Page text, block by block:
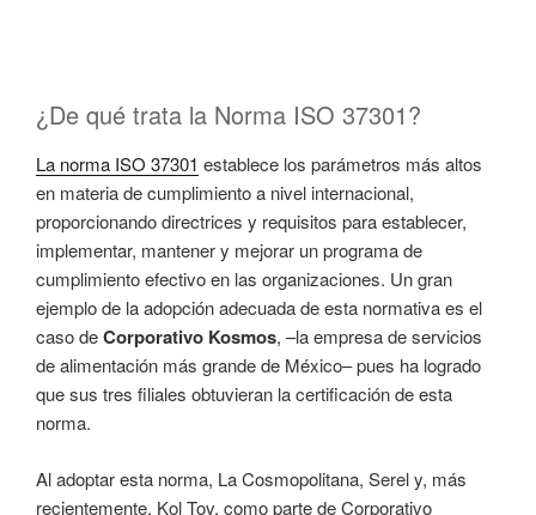
¿De qué trata la Norma ISO 37301?
La norma ISO 37301 establece los parámetros más altos
en materia de cumplimiento a nivel internacional,
proporcionando directrices y requisitos para establecer,
implementar, mantener y mejorar un programa de
cumplimiento efectivo en las organizaciones. Un gran
ejemplo de la adopción adecuada de esta normativa es el
caso deCorporativo Kosmos, –la empresa de servicios
de alimentación más grande de México– pues ha logrado
que sus tres filiales obtuvieran la certificación de esta
norma.
Al adoptar esta norma, La Cosmopolitana, Serel y, más
recientemente, Kol Tov, como parte de Corporativo